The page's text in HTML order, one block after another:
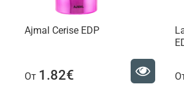
Ajmal Cerise EDP
От 1.82€